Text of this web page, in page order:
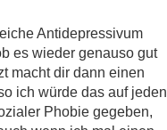
Antidepressivum
es wieder genauso gut
macht dir dann einen
ich würde das auf jeden
Phobie gegeben,